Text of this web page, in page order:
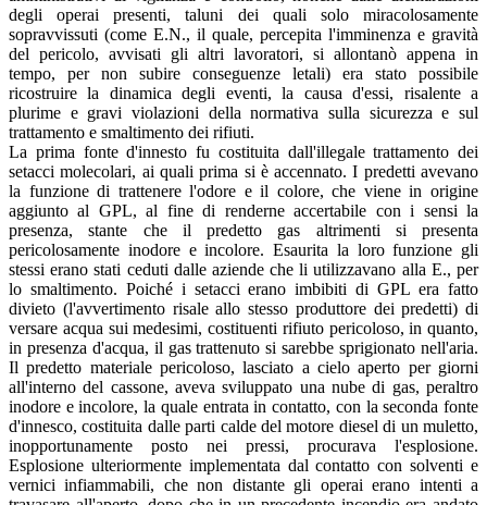
degli operai presenti, taluni dei quali solo miracolosamente
sopravvissuti (come E.N., il quale, percepita l'imminenza e gravità
del pericolo, avvisati gli altri lavoratori, si allontanò appena in
tempo, per non subire conseguenze letali) era stato possibile
ricostruire la dinamica degli eventi, la causa d'essi, risalente a
plurime e gravi violazioni della normativa sulla sicurezza e sul
trattamento e smaltimento dei rifiuti.
La prima fonte d'innesto fu costituita dall'illegale trattamento dei
setacci molecolari, ai quali prima si è accennato. I predetti avevano
la funzione di trattenere l'odore e il colore, che viene in origine
aggiunto al GPL, al fine di renderne accertabile con i sensi la
presenza, stante che il predetto gas altrimenti si presenta
pericolosamente inodore e incolore. Esaurita la loro funzione gli
stessi erano stati ceduti dalle aziende che li utilizzavano alla E., per
lo smaltimento. Poiché i setacci erano imbibiti di GPL era fatto
divieto (l'avvertimento risale allo stesso produttore dei predetti) di
versare acqua sui medesimi, costituenti rifiuto pericoloso, in quanto,
in presenza d'acqua, il gas trattenuto si sarebbe sprigionato nell'aria.
Il predetto materiale pericoloso, lasciato a cielo aperto per giorni
all'interno del cassone, aveva sviluppato una nube di gas, peraltro
inodore e incolore, la quale entrata in contatto, con la seconda fonte
d'innesco, costituita dalle parti calde del motore diesel di un muletto,
inopportunamente posto nei pressi, procurava l'esplosione.
Esplosione ulteriormente implementata dal contatto con solventi e
vernici infiammabili, che non distante gli operai erano intenti a